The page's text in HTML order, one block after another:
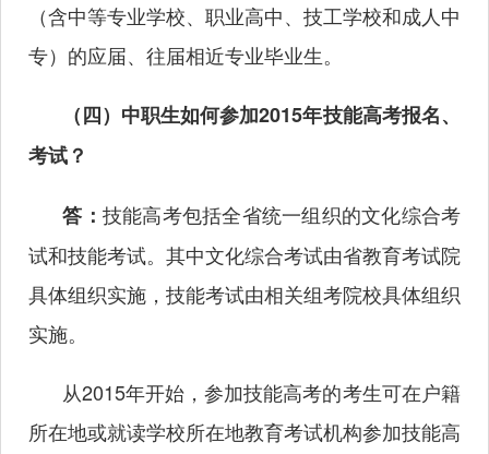
（含中等专业学校、职业高中、技工学校和成人中
专）的应届、往届相近专业毕业生。
（四）中职生如何参加2015年技能高考报名、
考试？
答： 技能高考包括全省统一组织的文化综合考
试和技能考试。其中文化综合考试由省教育考试院
具体组织实施，技能考试由相关组考院校具体组织
实施。
从2015年开始，参加技能高考的考生可在户籍
所在地或就读学校所在地教育考试机构参加技能高